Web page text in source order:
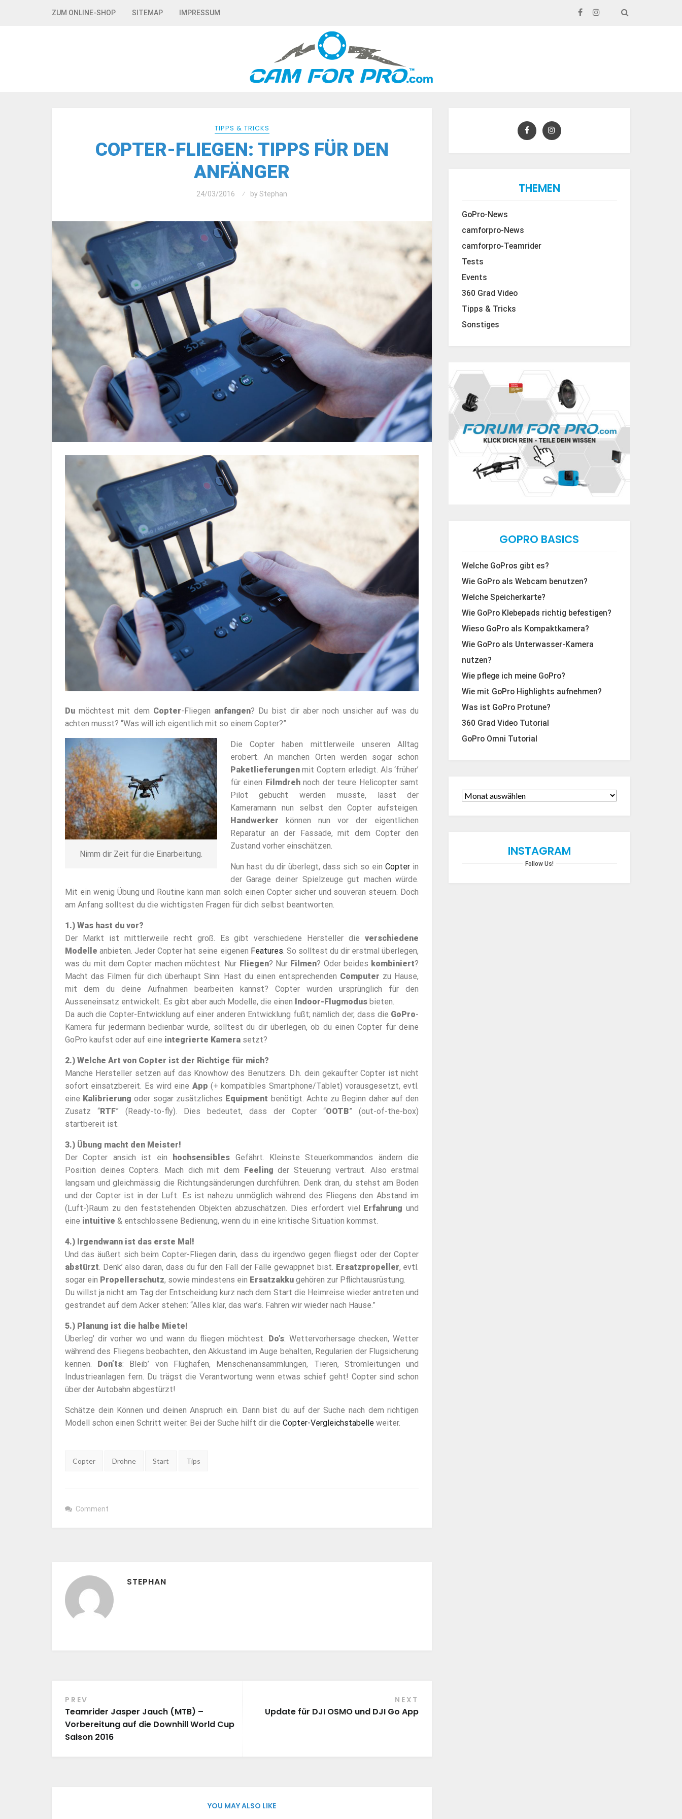
ZUM ONLINE-SHOP SITEMAP IMPRESSUM SEARCH
TIPPS & TRICKS
COPTER-FLIEGEN: TIPPS FÜR DEN
ANFÄNGER
24/03/2016 byStephan
Dumöchtest mit dem Copter-Fliegen anfangen? Du bist dir aber noch unsicher auf was du
achten musst? “Was will ich eigentlich mit so einem Copter?”
Nimm dir Zeit für die Einarbeitung.
Die Copter haben mittlerweile unseren Alltag
erobert. An manchen Orten werden sogar schon
Paketlieferungenmit Coptern erledigt. Als ‘früher’
für einen Filmdrehnoch der teure Helicopter samt
Pilot gebucht werden musste, lässt der
Kameramann nun selbst den Copter aufsteigen.
Handwerker können nun vor der eigentlichen
Reparatur an der Fassade, mit dem Copter den
Zustand vorher einschätzen.
Nun hast du dir überlegt, dass sich so einCopter in
der Garage deiner Spielzeuge gut machen würde.
Mit ein wenig Übung und Routine kann man solch einen Copter sicher und souverän steuern. Doch
am Anfang solltest du die wichtigsten Fragen für dich selbst beantworten.
1.) Was hast du vor?
Der Markt ist mittlerweile recht groß. Es gibt verschiedene Hersteller dieverschiedene
Modelle anbieten. Jeder Copter hat seine eigenen Features. So solltest du dir erstmal überlegen,
was du mit dem Copter machen möchtest. Nur Fliegen? Nur Filmen? Oder beides kombiniert?
Macht das Filmen für dich überhaupt Sinn: Hast du einen entsprechenden Computer zu Hause,
mit dem du deine Aufnahmen bearbeiten kannst? Copter wurden ursprünglich für den
Ausseneinsatz entwickelt. Es gibt aber auch Modelle, die einen Indoor-Flugmodusbieten.
Da auch die Copter-Entwicklung auf einer anderen Entwicklung fußt; nämlich der, dass die GoPro-
Kamera für jedermann bedienbar wurde, solltest du dir überlegen, ob du einen Copter für deine
GoPro kaufst oder auf eine integrierte Kamerasetzt?
2.) Welche Art von Copter ist der Richtige für mich?
Manche Hersteller setzen auf das Knowhow des Benutzers. D.h. dein gekaufter Copter ist nicht
sofort einsatzbereit. Es wird eine App (+ kompatibles Smartphone/Tablet) vorausgesetzt, evtl.
eine Kalibrierung oder sogar zusätzliches Equipment benötigt. Achte zu Beginn daher auf den
Zusatz “RTF” (Ready-to-fly). Dies bedeutet, dass der Copter “OOTB” (out-of-the-box)
startbereit ist.
3.) Übung macht den Meister!
Der Copter ansich ist ein
hochsensibles Gefährt. Kleinste Steuerkommandos ändern die
Position deines Copters. Mach dich mit dem Feeling der Steuerung vertraut. Also erstmal
langsam und gleichmässig die Richtungsänderungen durchführen. Denk dran, du stehst am Boden
und der Copter ist in der Luft. Es ist nahezu unmöglich während des Fliegens den Abstand im
(Luft-)Raum zu den feststehenden Objekten abzuschätzen. Dies erfordert viel Erfahrung und
eine intuitive & entschlossene Bedienung, wenn du in eine kritische Situation kommst.
4.) Irgendwann ist das erste Mal!
Und das äußert sich beim Copter-Fliegen darin, dass du irgendwo gegen fliegst oder der Copter
abstürzt. Denk’ also daran, dass du für den Fall der Fälle gewappnet bist. Ersatzpropeller, evtl.
sogar ein Propellerschutz, sowie mindestens ein Ersatzakkugehören zur Pflichtausrüstung.
Du willst ja nicht am Tag der Entscheidung kurz nach dem Start die Heimreise wieder antreten und
gestrandet auf dem Acker stehen: “Alles klar, das war’s. Fahren wir wieder nach Hause.”
5.) Planung ist die halbe Miete!
Überleg’ dir vorher wo und wann du fliegen möchtest. Do’s: Wettervorhersage checken, Wetter
während des Fliegens beobachten, den Akkustand im Auge behalten, Regularien der Flugsicherung
kennen. Don’ts: Bleib’ von Flüghäfen, Menschenansammlungen, Tieren, Stromleitungen und
Industrieanlagen fern. Du trägst die Verantwortung wenn etwas schief geht! Copter sind schon
über der Autobahn abgestürzt!
Schätze dein Können und deinen Anspruch ein. Dann bist du auf der Suche nach dem richtigen
Modell schon einen Schritt weiter. Bei der Suche hilft dir die Copter-Vergleichstabelleweiter.
Tags:
Copter Drohne Start Tips
Comment
STEPHAN
Beitragsnavigation
PREV
Teamrider Jasper Jauch (MTB) –
Vorbereitung auf die Downhill World Cup
Saison 2016
NEXT
Update für DJI OSMO und DJI Go App
YOU MAY ALSO LIKE
THEMEN
GoPro-News
camforpro-News
camforpro-Teamrider
Tests
Events
360 Grad Video
Tipps & Tricks
Sonstiges
GOPRO BASICS
Welche GoPros gibt es?
Wie GoPro als Webcam benutzen?
Welche Speicherkarte?
Wie GoPro Klebepads richtig befestigen?
Wieso GoPro als Kompaktkamera?
Wie GoPro als Unterwasser-Kamera
nutzen?
Wie pflege ich meine GoPro?
Wie mit GoPro Highlights aufnehmen?
Was ist GoPro Protune?
360 Grad Video Tutorial
GoPro Omni Tutorial
INSTAGRAM
Follow Us!